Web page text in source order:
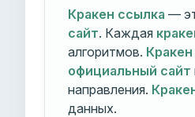
Кракен ссылка —
сайт. Каждая
алгоритмов.
официальный сайт
направления.
данных.